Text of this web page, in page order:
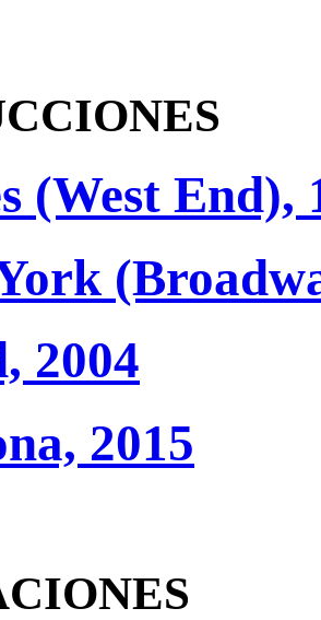
(West End),
2004
2015